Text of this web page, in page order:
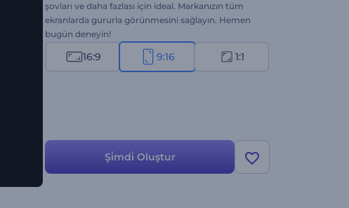
şovları ve daha fazlası için ideal. Markanızın tüm
ekranlarda gururla görünmesini sağlayın. Hemen
bugün deneyin!
16:9 9:16 1:1
Şi̇mdi̇ Oluştur